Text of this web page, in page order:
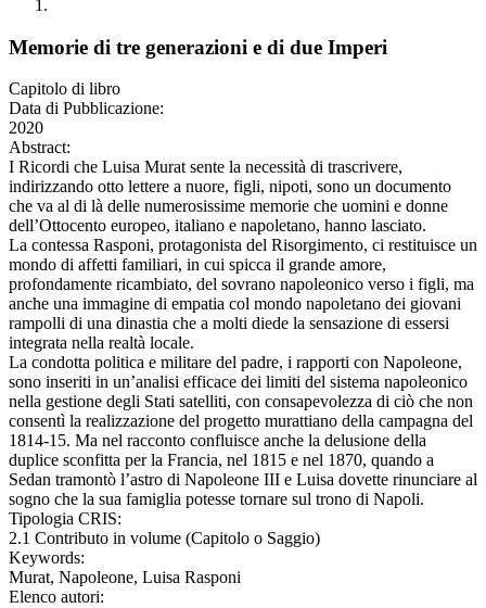
Memorie di tre generazioni e di due Imperi
Capitolo di libro
Data di Pubblicazione:
2020
Abstract:
I Ricordi che Luisa Murat sente la necessità di trascrivere,
indirizzando otto lettere a nuore, figli, nipoti, sono un documento
che va al di là delle numerosissime memorie che uomini e donne
dell’Ottocento europeo, italiano e napoletano, hanno lasciato.
La contessa Rasponi, protagonista del Risorgimento, ci restituisce un
mondo di affetti familiari, in cui spicca il grande amore,
profondamente ricambiato, del sovrano napoleonico verso i figli, ma
anche una immagine di empatia col mondo napoletano dei giovani
rampolli di una dinastia che a molti diede la sensazione di essersi
integrata nella realtà locale.
La condotta politica e militare del padre, i rapporti con Napoleone,
sono inseriti in un’analisi efficace dei limiti del sistema napoleonico
nella gestione degli Stati satelliti, con consapevolezza di ciò che non
consentì la realizzazione del progetto murattiano della campagna del
1814-15. Ma nel racconto confluisce anche la delusione della
duplice sconfitta per la Francia, nel 1815 e nel 1870, quando a
Sedan tramontò l’astro di Napoleone III e Luisa dovette rinunciare al
sogno che la sua famiglia potesse tornare sul trono di Napoli.
Tipologia CRIS:
2.1 Contributo in volume (Capitolo o Saggio)
Keywords:
Murat, Napoleone, Luisa Rasponi
Elenco autori: